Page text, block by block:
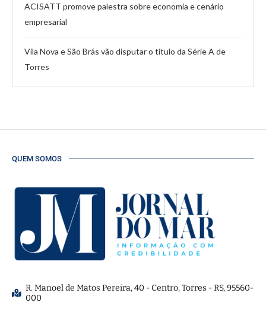
ACISATT promove palestra sobre economia e cenário
empresarial
Vila Nova e São Brás vão disputar o título da Série A de
Torres
QUEM SOMOS
R. Manoel de Matos Pereira, 40 - Centro, Torres - RS, 95560-
000